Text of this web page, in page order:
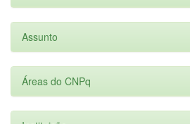
Assunto
Áreas do CNPq